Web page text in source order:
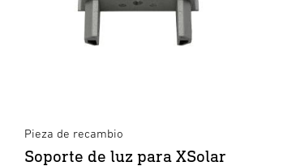
Pieza de recambio
Soporte de luz para XSolar